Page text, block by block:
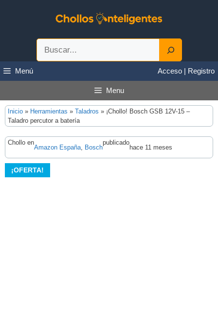
Menú Acceso | Registro
Menu
Inicio » Herramientas » Taladros » ¡Chollo! Bosch GSB 12V-15 –
Taladro percutor a batería
Chollo en
Amazon España Bosch
publicado
hace 11 meses
¡OFERTA!